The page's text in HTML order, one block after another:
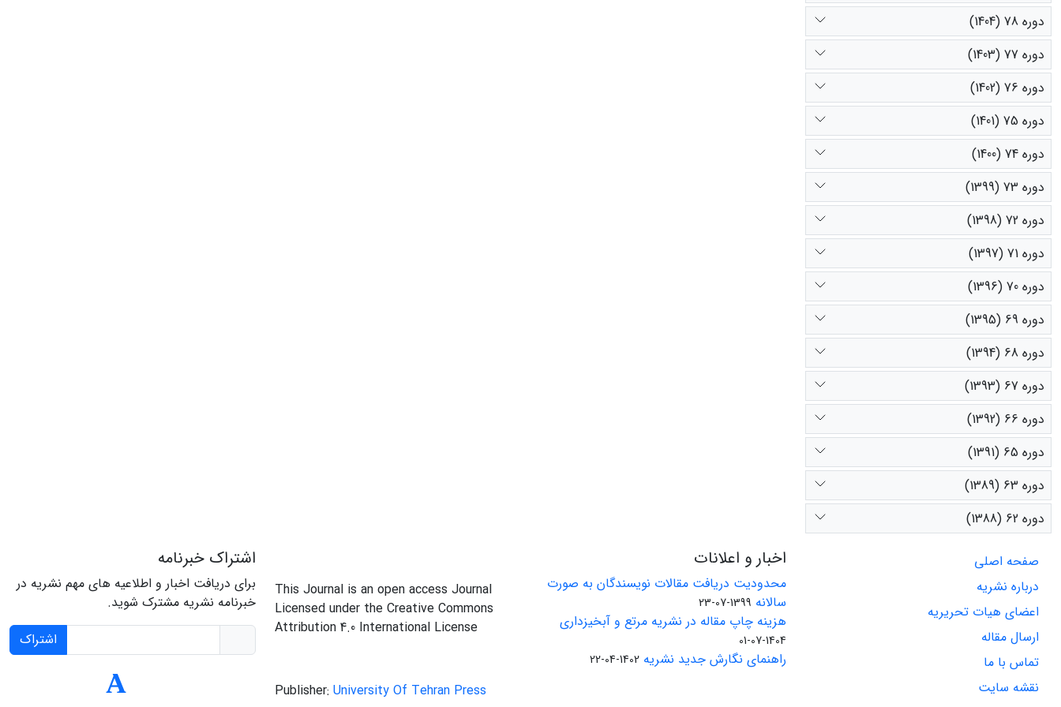
دوره 78 (1404)
دوره 77 (1403)
دوره 76 (1402)
دوره 75 (1401)
دوره 74 (1400)
دوره 73 (1399)
دوره 72 (1398)
دوره 71 (1397)
دوره 70 (1396)
دوره 69 (1395)
دوره 68 (1394)
دوره 67 (1393)
دوره 66 (1392)
دوره 65 (1391)
دوره 63 (1389)
دوره 62 (1388)
صفحه اصلی
درباره نشریه
اعضای هیات تحریریه
ارسال مقاله
تماس با ما
نقشه سایت
اخبار و اعلانات
محدودیت دریافت مقالات نویسندگان به صورت
سالانه 1399-07-23
هزینه چاپ مقاله در نشریه مرتع و آبخیزداری
1404-07-01
راهنمای نگارش جدید نشریه 1402-04-22
This Journal is an open access Journal
Licensed under the Creative Commons
Attribution 4.0 International License
Publisher: University Of Tehran Press
اشتراک خبرنامه
برای دریافت اخبار و اطلاعیه های مهم نشریه در
خبرنامه نشریه مشترک شوید.
اشتراک